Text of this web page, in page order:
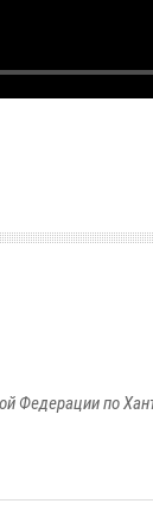
Федерации по